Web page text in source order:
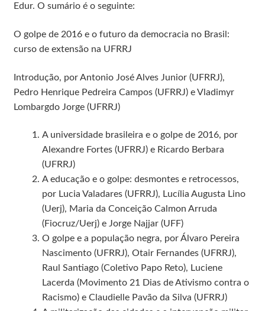
Edur. O sumário é o seguinte:
O golpe de 2016 e o futuro da democracia no Brasil:
curso de extensão na UFRRJ
Introdução, por Antonio José Alves Junior (UFRRJ),
Pedro Henrique Pedreira Campos (UFRRJ) e Vladimyr
Lombargdo Jorge (UFRRJ)
A universidade brasileira e o golpe de 2016, por
Alexandre Fortes (UFRRJ) e Ricardo Berbara
(UFRRJ)
A educação e o golpe: desmontes e retrocessos,
por Lucia Valadares (UFRRJ), Lucília Augusta Lino
(Uerj), Maria da Conceição Calmon Arruda
(Fiocruz/Uerj) e Jorge Najjar (UFF)
O golpe e a população negra, por Álvaro Pereira
Nascimento (UFRRJ), Otair Fernandes (UFRRJ),
Raul Santiago (Coletivo Papo Reto), Luciene
Lacerda (Movimento 21 Dias de Ativismo contra o
Racismo) e Claudielle Pavão da Silva (UFRRJ)